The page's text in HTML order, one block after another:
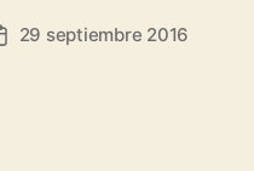
29 septiembre 2016